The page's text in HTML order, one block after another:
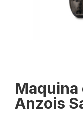
Maquina
Anzois